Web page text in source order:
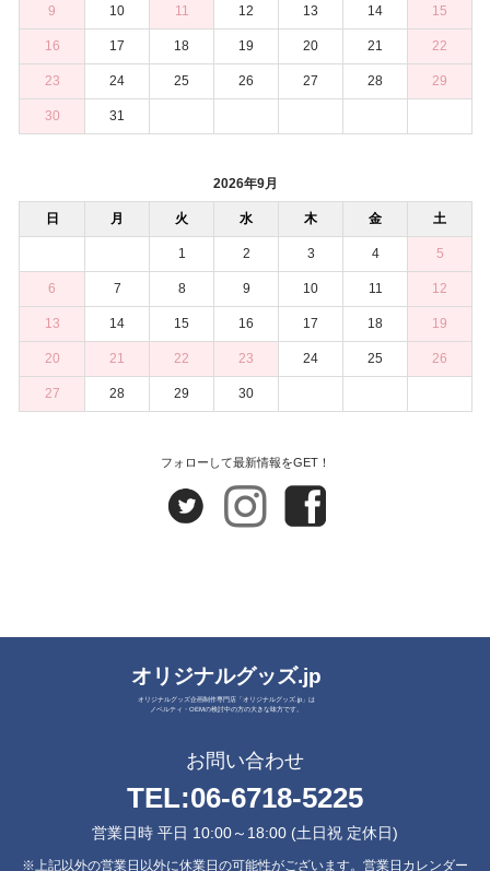
9 10 11 12 13 14 15
16 17 18 19 20 21 22
23 24 25 26 27 28 29
30 31
2026年9月
日 月 火 水 木 金 土
1 2 3 4 5
6 7 8 9 10 11 12
13 14 15 16 17 18 19
20 21 22 23 24 25 26
27 28 29 30
フォローして最新情報をGET！
オリジナルグッズ.jp
オリジナルグッズ企画制作専門店「オリジナルグッズ.jp」は
ノベルティ・OEMの検討中の方の大きな味方です。
お問い合わせ
TEL:06-6718-5225
営業日時 平日 10:00～18:00 (土日祝 定休日)
※上記以外の営業日以外に休業日の可能性がございます。営業日カレンダー